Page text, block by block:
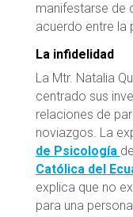
manifestarse de
acuerdo entre la
La infidelidad
La Mtr. Natalia
centrado sus
relaciones de
noviazgos. La
de Psicología
Católica del
explica que no
para una